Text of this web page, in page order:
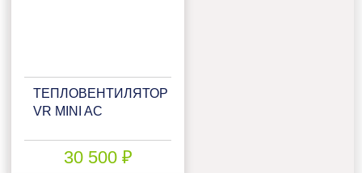
ТЕПЛОВЕНТИЛЯТОР
VR MINI AC
30 500 ₽